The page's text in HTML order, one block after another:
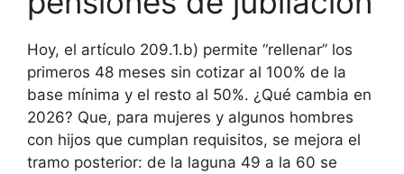
Hoy, el artículo 209.1.b) permite “rellenar” los
primeros 48 meses sin cotizar al 100% de la
base mínima y el resto al 50%. ¿Qué cambia en
2026? Que, para mujeres y algunos hombres
con hijos que cumplan requisitos, se mejora el
tramo posterior: de la laguna 49 a la 60 se